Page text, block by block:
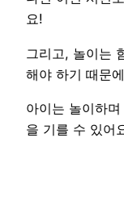
요!
그리고, 놀이는
해야 하기 때문에
아이는 놀이하
을 기를 수 있어